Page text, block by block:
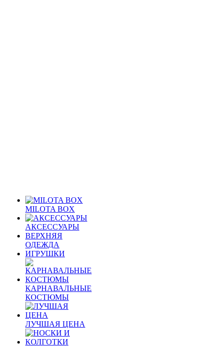
MILOTA BOX
АКСЕССУАРЫ
ВЕРХНЯЯ
ОДЕЖДА
ИГРУШКИ
КАРНАВАЛЬНЫЕ
КОСТЮМЫ
ЛУЧШАЯ ЦЕНА